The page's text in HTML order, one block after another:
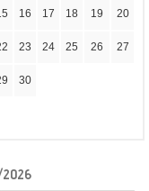
16 17 18 19 20
23 24 25 26 27
30